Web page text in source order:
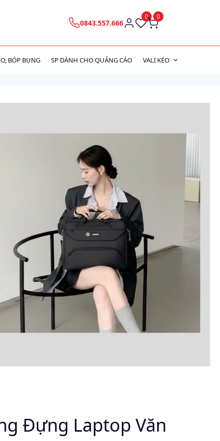
0843.557.666
0 0
BÓP BỤNG SP DÀNH CHO QUẢNG CÁO VALI KÉO
Đựng Laptop Văn